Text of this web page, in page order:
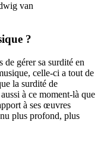
van
?
gérer sa surdité en
celle-ci a tout de
la surdité de
à ce moment-là que
à ses œuvres
plus profond, plus